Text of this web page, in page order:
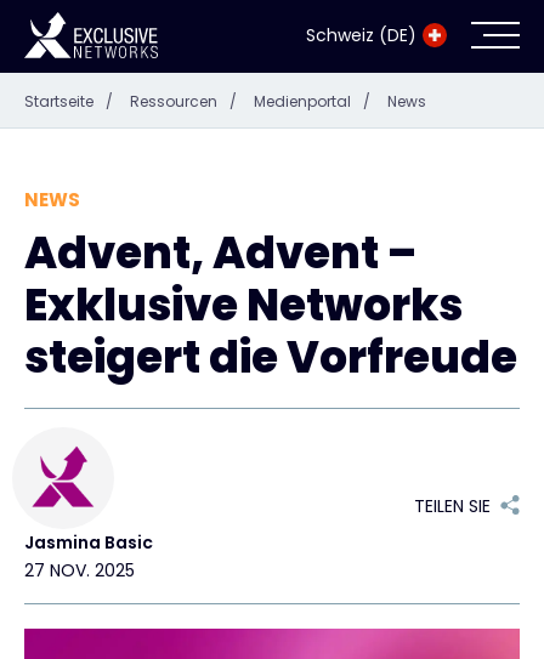
Schweiz (DE)
Cybersecurity
Ökosystem
Ressourcen
Unternehmen
Exclusive Access - Erfahren Sie mehr
Kontakt
Startseite / Ressourcen / Medienportal / News
NEWS
Advent, Advent –
Exklusive Networks
steigert die Vorfreude
Jasmina Basic
27 NOV. 2025
TEILEN SIE